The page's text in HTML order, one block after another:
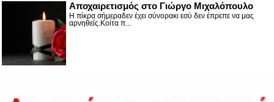
Αποχαιρετισμός στο Γιώργο Μιχαλόπουλο
Η πίκρα σήμεραδεν έχει σύνορακι εσύ δεν έπρεπε να μας
αρνηθείς.Κοίτα π...